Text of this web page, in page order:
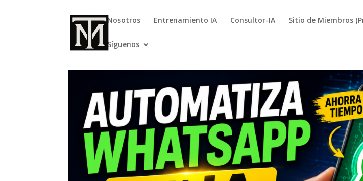
Nosotros Entrenamiento IA Consultor-IA Sitio de Miembros
Síguenos